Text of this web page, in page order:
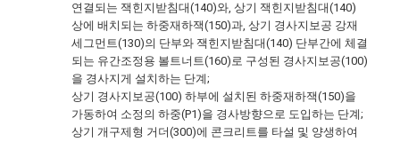
연결되는 잭힌지받침대(140)와, 상기 잭힌지받침대(140)
상에 배치되는 하중재하잭(150)과, 상기 경사지보공 강재
세그먼트(130)의 단부와 잭힌지받침대(140) 단부간에 체결
되는 유간조정용 볼트너트(160)로 구성된 경사지보공(100)
을 경사지게 설치하는 단계;
상기 경사지보공(100) 하부에 설치된 하중재하잭(150)을
가동하여 소정의 하중(P1)을 경사방향으로 도입하는 단계;
상기 개구제형 거더(300)에 콘크리트를 타설 및 양생하여